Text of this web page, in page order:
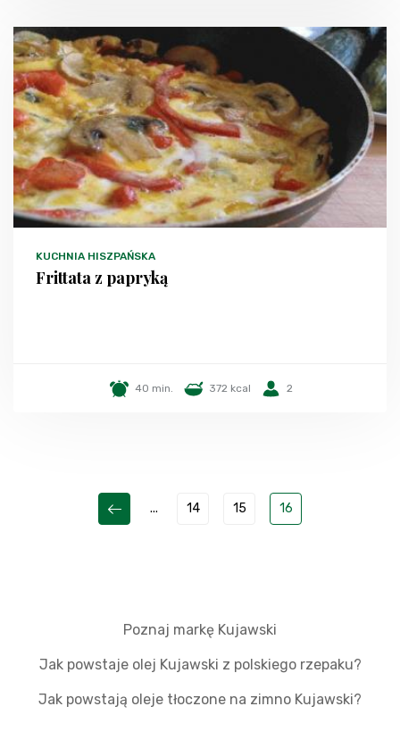
KUCHNIA HISZPAŃSKA
Frittata z papryką
40 min. 372 kcal 2
... 14 15 16
Poznaj markę Kujawski
Jak powstaje olej Kujawski z polskiego rzepaku?
Jak powstają oleje tłoczone na zimno Kujawski?